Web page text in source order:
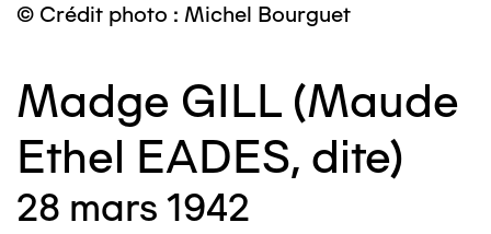
© Crédit photo : Michel Bourguet
Madge GILL (Maude
Ethel EADES, dite)
28 mars 1942